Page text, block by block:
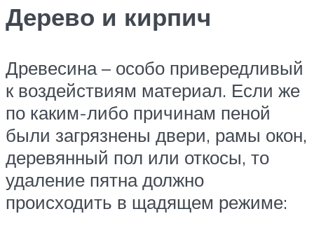
Дерево и кирпич
Древесина – особо привередливый
к воздействиям материал. Если же
по каким-либо причинам пеной
были загрязнены двери, рамы окон,
деревянный пол или откосы, то
удаление пятна должно
происходить в щадящем режиме: